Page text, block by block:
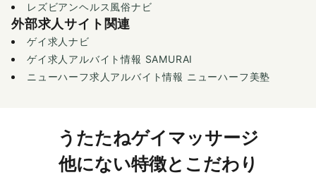
レズビアンヘルス風俗ナビ
外部求人サイト関連
ゲイ求人ナビ
ゲイ求人アルバイト情報 SAMURAI
ニューハーフ求人アルバイト情報 ニューハーフ美塾
うたたねゲイマッサージ
他にない特徴とこだわり